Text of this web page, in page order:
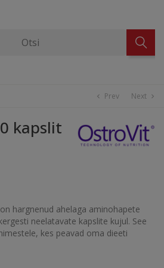
chevron_left Prev Next chevron_right
kapslit
hargnenud ahelaga aminohapete
neelatavate kapslite kujul. See
kes peavad oma dieeti